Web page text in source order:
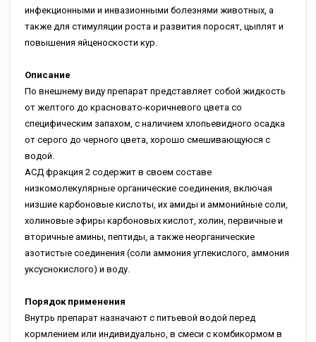
инфекционными и инвазионными болезнями животных, а
также для стимуляции роста и развития поросят, цыплят и
повышения яйценоскости кур.
Описание
По внешнему виду препарат представляет собой жидкость
от желтого до красновато-коричневого цвета со
специфическим запахом, с наличием хлопьевидного осадка
от серого до черного цвета, хорошо смешивающуюся с
водой.
АСД фракция 2 содержит в своем составе
низкомолекулярные органические соединения, включая
низшие карбоновые кислоты, их амиды и аммонийные соли,
холиновые эфиры карбоновых кислот, холин, первичные и
вторичные амины, пептиды, а также неорганические
азотистые соединения (соли аммония углекислого, аммония
уксуснокислого) и воду.
Порядок применения
Внутрь препарат назначают с питьевой водой перед
кормлением или индивидуально, в смеси с комбикормом в